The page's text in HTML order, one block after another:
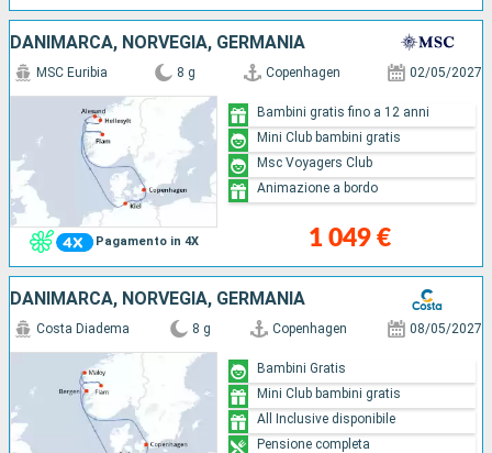
DANIMARCA, NORVEGIA, GERMANIA
Pagamento in 4X
MSC Euribia 8 g Copenhagen 02/05/2027
1 049 €
Bambini gratis fino a 12 anni
Mini Club bambini gratis
Msc Voyagers Club
Animazione a bordo
DANIMARCA, NORVEGIA, GERMANIA
Costa Diadema 8 g Copenhagen 08/05/2027
Bambini Gratis
Mini Club bambini gratis
All Inclusive disponibile
Pensione completa